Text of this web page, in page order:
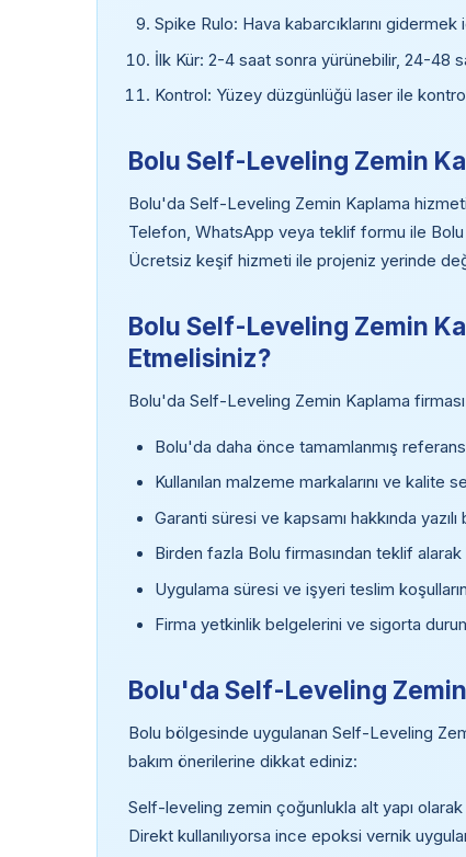
Spike Rulo: Hava kabarcıklarını
İlk Kür: 2-4 saat sonra yürünebilir, 24-48
Kontrol: Yüzey düzgünlüğü laser ile
Bolu Self-Leveling Zemin
Bolu'da Self-Leveling Zemin Kaplama
Telefon, WhatsApp veya teklif formu ile
Ücretsiz keşif hizmeti ile projeniz yerinde
Bolu Self-Leveling Zemin
Etmelisiniz?
Bolu'da Self-Leveling Zemin Kaplama
Bolu'da daha önce tamamlanmış
Kullanılan malzeme markalarını ve kalite
Garanti süresi ve kapsamı hakkında yazılı
Birden fazla Bolu firmasından teklif alarak
Uygulama süresi ve işyeri teslim
Firma yetkinlik belgelerini ve sigorta
Bolu'da Self-Leveling Zemin
Bolu bölgesinde uygulanan Self-Leveling
bakım önerilerine dikkat ediniz:
Self-leveling zemin çoğunlukla alt yapı olarak
Direkt kullanılıyorsa ince epoksi vernik